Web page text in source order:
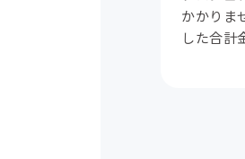
かかりま
した合計